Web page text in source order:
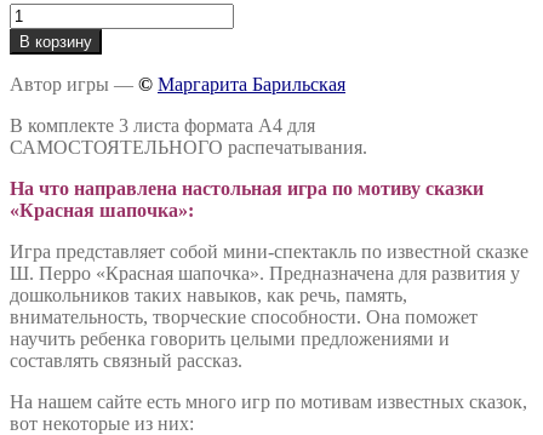
Количество
товара
Игра
на
липучках
по
сказке
шапочка»
В корзину
Автор игры — © Маргарита Барильская
В комплекте 3 листа формата А4 для
САМОСТОЯТЕЛЬНОГО распечатывания.
На что направлена настольная игра по мотиву сказки
«Красная шапочка»:
Игра представляет собой мини-спектакль по известной сказке
Ш. Перро «Красная шапочка». Предназначена для развития у
дошкольников таких навыков, как речь, память,
внимательность, творческие способности. Она поможет
научить ребенка говорить целыми предложениями и
составлять связный рассказ.
На нашем сайте есть много игр по мотивам известных сказок,
вот некоторые из них: